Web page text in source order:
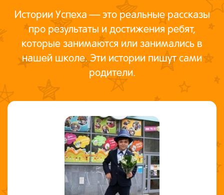
Истории Успеха — это реальные рассказы
про результаты и достижения ребят,
которые занимаются или занимались в
нашей школе. Эти истории пишут сами
родители.